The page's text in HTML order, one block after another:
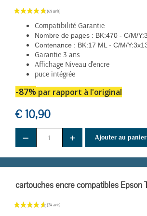
Compatibilité Garantie
Nombre de pages : BK:470 - C/M/
Contenance : BK:17 ML - C/M/
Garantie 3 ans
Affichage Niveau d'encre
puce intégrée
-87% par rapport à l'original
€ 10,90
− + Ajouter au panier
cartouches encre compatibles